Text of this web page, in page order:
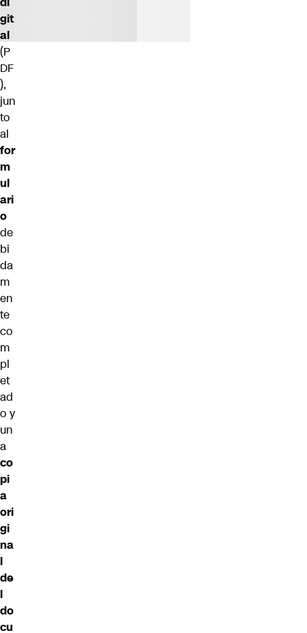
git
al
(P
DF
),
jun
to
al
for
m
ul
ari
o
de
bi
da
m
en
te
co
m
pl
et
ad
o y
un
a
co
pi
a
ori
gi
na
l
de
l
do
cu